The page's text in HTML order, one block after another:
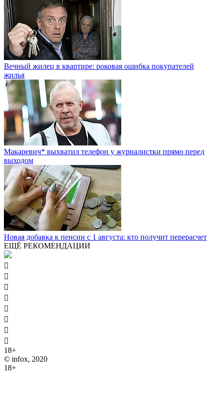
Вечный жилец в квартире: роковая ошибка покупателей
жилья
Макаревич* выхватил телефон у журналистки прямо перед
выходом
Новая добавка к пенсии с 1 августа: кто получит перерасчет
ЕЩЁ РЕКОМЕНДАЦИИ








18+
© infox, 2020
18+